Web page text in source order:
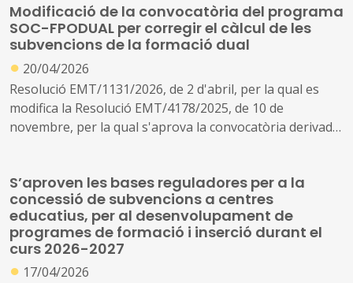
funcionament de les noves places del primer cicle
d'educació infantil en centres públics de Catalunya,
creades entre l'1 de gener de 2021 i el 21 d'abril de 2026,
en el marc del Pla de recuperació, transformació i
resiliència, finançat per la Unió Europea-Next
Generation EU
Modificació de la convocatòria del programa
SOC-FPODUAL per corregir el càlcul de les
subvencions de la formació dual
● 20/04/2026
Resolució EMT/1131/2026, de 2 d'abril, per la qual es
modifica la Resolució EMT/4178/2025, de 10 de
novembre, per la qual s'aprova la convocatòria derivada
Ocupacional Dual (SOC-FPODUAL) (ref. BDNS 868065)
S’aproven les bases reguladores per a la
concessió de subvencions a centres
educatius, per al desenvolupament de
programes de formació i inserció durant el
curs 2026-2027
● 17/04/2026